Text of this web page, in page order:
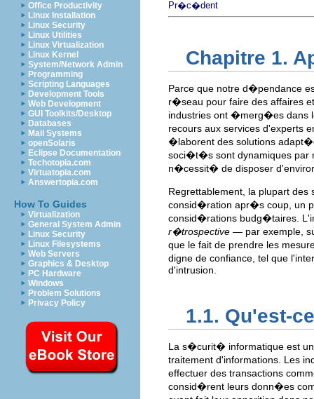
Office Productivity
Linux Installation
Linux Security
Linux Utilities
Linux Virtualization
Linux Kernel
System/Network Admin
Programming
Scripting Languages
Development Tools
Web Development
GUI Toolkits/Desktop
Databases
Mail Systems
openSolaris
Eclipse Documentation
Techotopia.com
Virtuatopia.com
Answertopia.com
How To Guides
Virtualization
General System Admin
Linux Security
Linux Filesystems
Web Servers
Graphics & Desktop
PC Hardware
Windows
Problem Solutions
Privacy Policy
Pr�c�dent
Chapitre 1.
Parce que notre d�pendance
r�seau pour faire des affaires
industries ont �merg�es dans
recours aux services
�laborent des solutions
soci�t�s sont dynamiques par
n�cessit� de disposer
Regrettablement, la plupart
consid�ration apr�s coup, un
consid�rations budg�taires.
r�trospective — par exemple,
que le fait de prendre les
digne de confiance, tel que
d'intrusion.
1.1. Qu'est-
La s�curit� informatique est
traitement d'informations. Les
effectuer des transactions
consid�rent leurs donn�es